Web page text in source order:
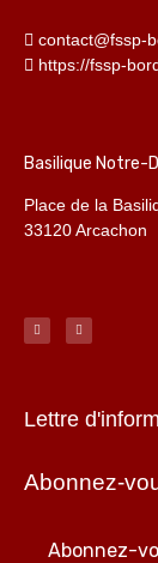
contact@fssp-
https://fssp-
Basilique Notre-
Place de la
33120 Arcachon
Lettre
Abonnez-
Abonnez-